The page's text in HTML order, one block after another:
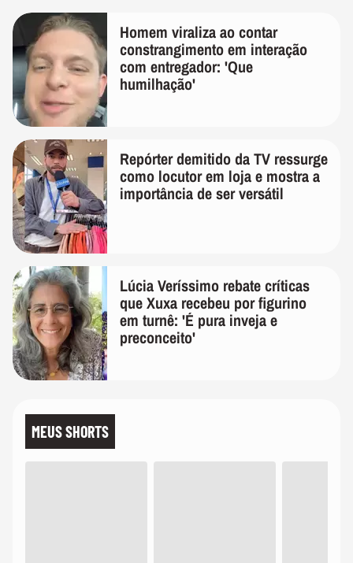
Homem viraliza ao contar
constrangimento em interação
com entregador: 'Que
humilhação'
Repórter demitido da TV ressurge
como locutor em loja e mostra a
importância de ser versátil
Lúcia Veríssimo rebate críticas
que Xuxa recebeu por figurino
em turnê: 'É pura inveja e
preconceito'
MEUS SHORTS